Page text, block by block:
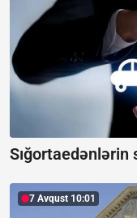
Sığortaedənlərin
7 Avqust 10:01